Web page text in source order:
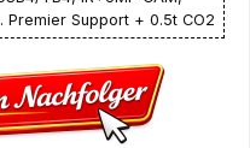
Premier Support + 0.5t CO2